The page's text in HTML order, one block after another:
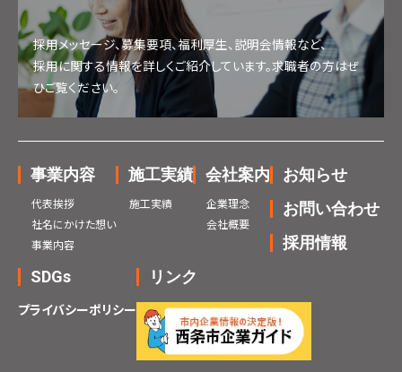
採用メッセージ、募集要項、福利厚生、説明会情報など、
採用に関する情報を詳しくご紹介しています。求職者の方はぜ
ひご覧ください。
事業内容
代表挨拶
社名にかけた想い
事業内容
施工実績
施工実績
会社案内
企業理念
会社概要
お知らせ
お問い合わせ
採用情報
SDGs
プライバシーポリシー
リンク